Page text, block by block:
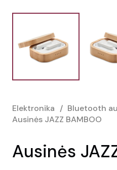
Elektronika / Bluetooth
Ausinės JAZZ BAMBOO
Ausinės